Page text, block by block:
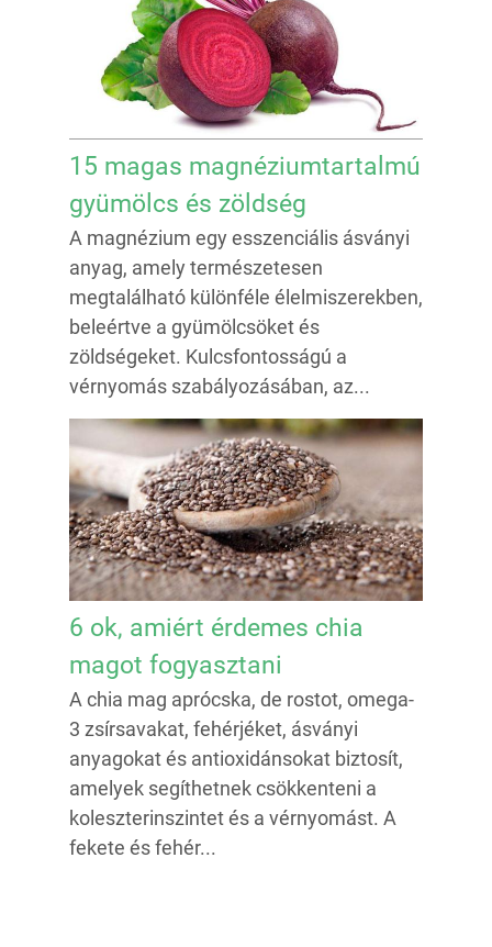
15 magas magnéziumtartalmú
gyümölcs és zöldség
A magnézium egy esszenciális ásványi
anyag, amely természetesen
megtalálható különféle élelmiszerekben,
beleértve a gyümölcsöket és
zöldségeket. Kulcsfontosságú a
vérnyomás szabályozásában, az...
6 ok, amiért érdemes chia
magot fogyasztani
A chia mag aprócska, de rostot, omega-
3 zsírsavakat, fehérjéket, ásványi
anyagokat és antioxidánsokat biztosít,
amelyek segíthetnek csökkenteni a
koleszterinszintet és a vérnyomást. A
fekete és fehér...